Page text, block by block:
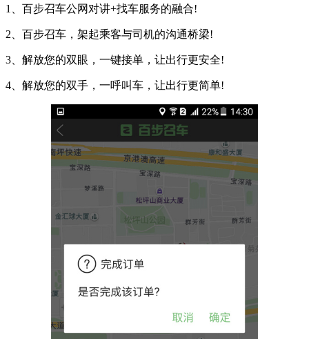
1、百步召车公网对讲+找车服务的融合!
2、百步召车，架起乘客与司机的沟通桥梁!
3、解放您的双眼，一键接单，让出行更安全!
4、解放您的双手，一呼叫车，让出行更简单!